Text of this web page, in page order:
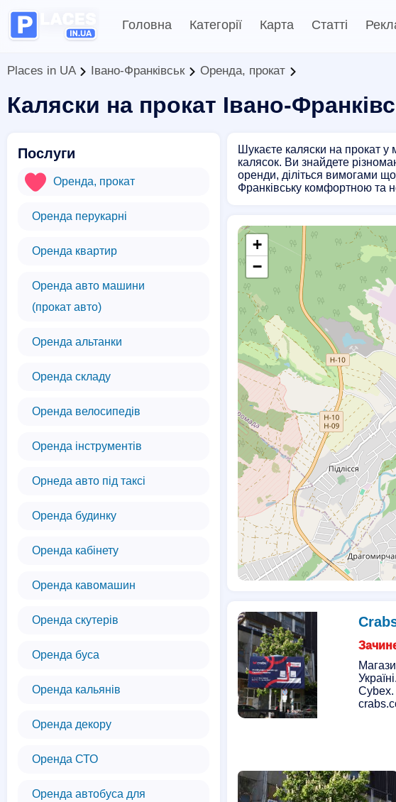
Головна Категорії Карта Статті
Places in UA Івано-Франківськ Оренда, прокат
Каляски на прокат Івано-
Послуги
Оренда, прокат
Оренда перукарні
Оренда квартир
Оренда авто машини
(прокат авто)
Оренда альтанки
Оренда складу
Оренда велосипедів
Оренда інструментів
Орнеда авто під таксі
Оренда будинку
Оренда кабінету
Оренда кавомашин
Оренда скутерів
Оренда буса
Оренда кальянів
Оренда декору
Оренда СТО
Оренда автобуса для
Шукаєте каляски на прокат у
калясок. Ви знайдете
оренди, діліться вимогами
Франківську комфортною та
+
−
Cybex.